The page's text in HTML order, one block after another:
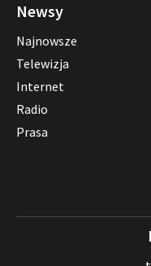
Newsy
Najnowsze
Telewizja
Internet
Radio
Prasa